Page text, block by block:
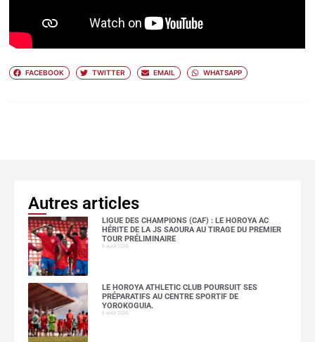
FACEBOOK TWITTER EMAIL WHATSAPP
Autres articles
LIGUE DES CHAMPIONS (CAF) : LE HOROYA AC
HÉRITE DE LA JS SAOURA AU TIRAGE DU PREMIER
TOUR PRÉLIMINAIRE
6 août 2026
LE HOROYA ATHLETIC CLUB POURSUIT SES
PRÉPARATIFS AU CENTRE SPORTIF DE
YOROKOGUIA.
6 août 2026